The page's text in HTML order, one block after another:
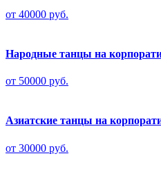
от 40000 руб.
Народные танцы на
от 50000 руб.
Азиатские танцы на
от 30000 руб.